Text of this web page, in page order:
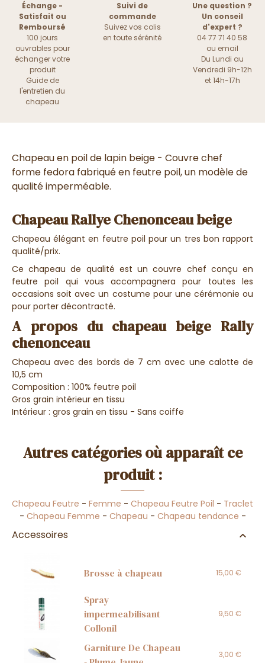
Échange -
Satisfait ou
Remboursé
100 jours
ouvrables pour
échanger votre
produit
Guide de
l'entretien du
chapeau
Suivi de
commande
Suivez vos colis
en toute sérénité
Une question ?
Un conseil
d'expert ?
04 77 71 40 58
ou email
Du Lundi au
Vendredi 9h-12h
et 14h-17h
Chapeau en poil de lapin beige - Couvre chef
forme fedora fabriqué en feutre poil, un modèle de
qualité imperméable.
Chapeau Rallye Chenonceau beige
Chapeau élégant en feutre poil pour un tres bon rapport
qualité/prix.
Ce chapeau de qualité est un couvre chef conçu en
feutre poil qui vous accompagnera pour toutes les
occasions soit avec un costume pour une cérémonie ou
pour porter décontracté.
A propos du chapeau beige Rally
chenonceau
Chapeau avec des bords de 7 cm avec une calotte de
10,5 cm
Composition : 100% feutre poil
Gros grain intérieur en tissu
Intérieur : gros grain en tissu - Sans coiffe
Autres catégories où apparaît ce
produit :
Chapeau Feutre - Femme - Chapeau Feutre Poil - Traclet
- Chapeau Femme - Chapeau - Chapeau tendance -
Accessoires
Brosse à chapeau 15,00 €
Spray
impermeabilisant
Collonil
9,50 €
Garniture De Chapeau
3,00 €